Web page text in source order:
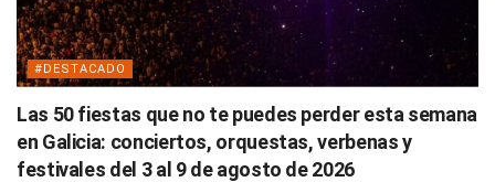
#DESTACADO
Las 50 fiestas que no te puedes perder esta semana
en Galicia: conciertos, orquestas, verbenas y
festivales del 3 al 9 de agosto de 2026